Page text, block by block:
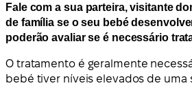
Fale com a sua parteira, visitante
de família se o seu bebé
poderão avaliar se é necessário
O tratamento é geralmente
bebé tiver níveis elevados de uma